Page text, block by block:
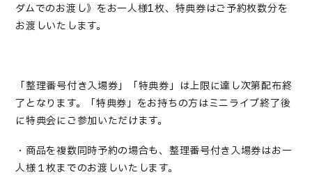
ダムでのお渡し》をお一人様1枚、特典券はご予約枚数分を
お渡しいたします。
「整理番号付き入場券」「特典券」は上限に達し次第配布終
了となります。「特典券」をお持ちの方はミニライブ終了後
に特典会にご参加いただけます。
・商品を複数同時予約の場合も、整理番号付き入場券はお一
人様１枚までのお渡しいたします。